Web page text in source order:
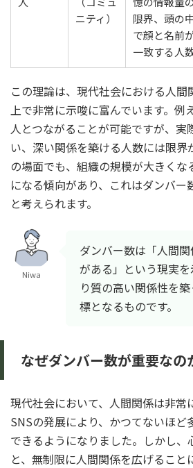
ニティ）
限界、頭の
で顔と名前
一致する人
この理論は、現代社会における人間
上で非常に示唆に富んでいます。例
人とつながることが可能ですが、実
い、深い関係を築ける人数には限界
の場面でも、組織の規模が大きく
になる傾向があり、これはダンバー
と考えられます。
Niwa
ダンバー数は「人間
がある」という現実
り質の高い関係性を
標となるものです。
なぜダンバー数が重要なの
現代社会において、人間関係は非常
SNSの発展により、かつてないほど
できるようになりました。しかし、
と、無制限に人間関係を広げること